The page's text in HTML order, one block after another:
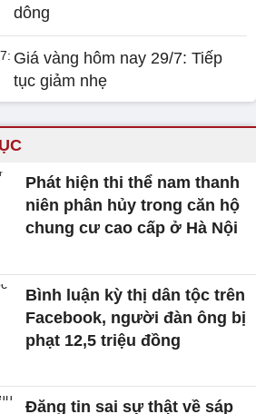
dông
Giá vàng hôm nay 29/7: Tiếp
tục giảm nhẹ
Phát hiện thi thể nam thanh
niên phân hủy trong căn hộ
chung cư cao cấp ở Hà Nội
Bình luận kỳ thị dân tộc trên
Facebook, người đàn ông bị
phạt 12,5 triệu đồng
Đăng tin sai sự thật về sáp